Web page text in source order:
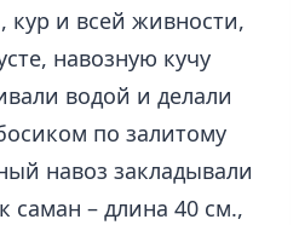
кур и всей живности,
навозную кучу
водой и делали
по залитому
навоз закладывали
саман – длина 40 см.,